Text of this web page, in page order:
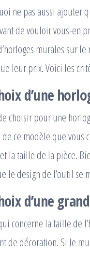
ne pas aussi ajouter
de vouloir vous-en
murales sur
leur prix. Voici les
d’une
choisir pour une
ce modèle que vous
la taille de la pièce.
le design de l’outil se
d’une
concerne la taille de
de décoration. Si le